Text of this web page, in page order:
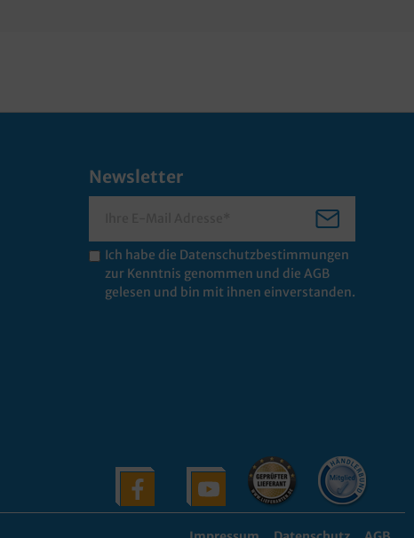
Newsletter
Ich habe die Datenschutzbestimmungen
zur Kenntnis genommen und die AGB
gelesen und bin mit ihnen einverstanden.